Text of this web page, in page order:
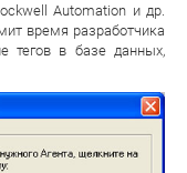
Automation и др.
время разработчика
тегов в базе данных,